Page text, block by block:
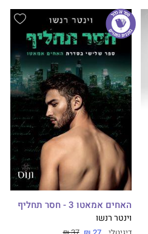
האחים אמאטו 3 - חסר תחליף
וינטר רנשו